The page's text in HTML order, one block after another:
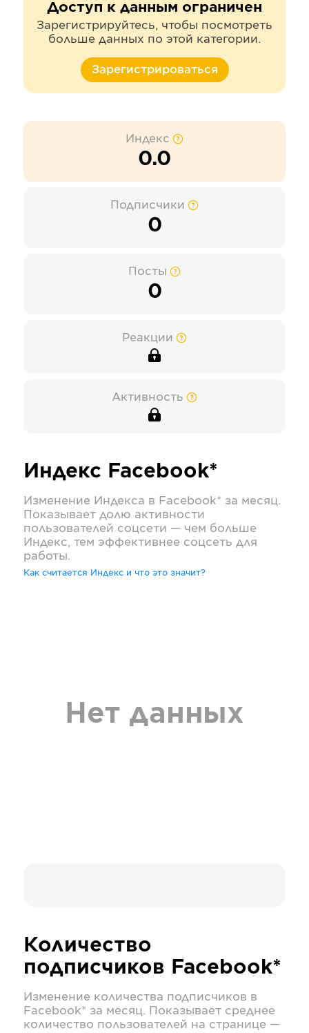
Доступ к данным ограничен
Зарегистрируйтесь, чтобы посмотреть
больше данных по этой категории.
Зарегистрироваться
Индекс
0.0
Подписчики
0
Посты
0
Реакции
Активность
Индекс Facebook*
Изменение Индекса в Facebook* за месяц.
Показывает долю активности
пользователей соцсети — чем больше
Индекс, тем эффективнее соцсеть для
работы.
Как считается Индекс и что это значит?
Нет данных
Количество
подписчиков Facebook*
Изменение количества подписчиков в
Facebook* за месяц. Показывает среднее
количество пользователей на странице —